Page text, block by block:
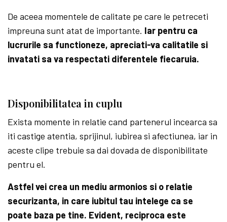
De aceea momentele de calitate pe care le petreceti
impreuna sunt atat de importante. Iar pentru ca
lucrurile sa functioneze, apreciati-va calitatile si
invatati sa va respectati diferentele fiecaruia.
Disponibilitatea in cuplu
Exista momente in relatie cand partenerul incearca sa
iti castige atentia, sprijinul, iubirea si afectiunea, iar in
aceste clipe trebuie sa dai dovada de disponibilitate
pentru el.
Astfel vei crea un mediu armonios si o relatie
securizanta, in care iubitul tau intelege ca se
poate baza pe tine. Evident, reciproca este